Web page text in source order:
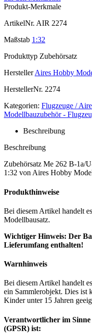
Produkt-Merkmale
ArtikelNr. AIR 2274
Maßstab 1:32
Produkttyp Zubehörsatz
Hersteller Aires Hobby
HerstellerNr. 2274
Kategorien: Flugzeuge /
Modellbauzubehör -
Beschreibung
Beschreibung
Zubehörsatz Me 262 B-1a/
1:32 von Aires Hobby
Produkthinweise
Bei diesem Artikel handelt
Modellbausatz.
Wichtiger Hinweis: Der
Lieferumfang enthalten!
Warnhinweis
Bei diesem Artikel handelt
ein Sammlerobjekt. Dies ist
Kinder unter 15 Jahren
Verantwortlicher im
(GPSR) ist: